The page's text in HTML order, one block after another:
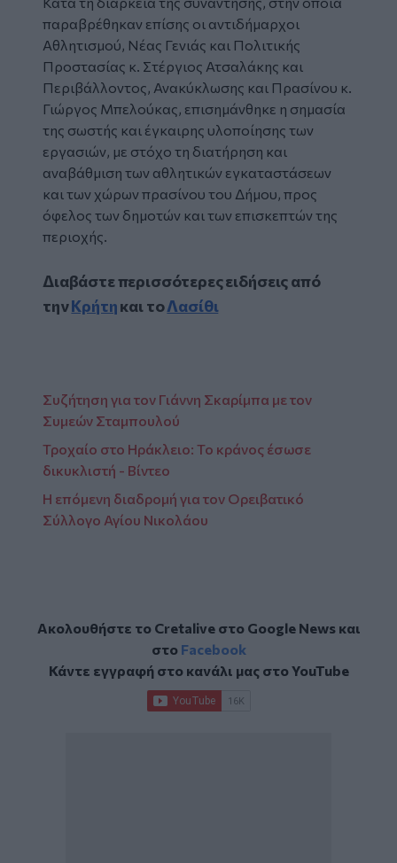
παραβρέθηκαν επίσης οι αντιδήμαρχοι
Αθλητισμού, Νέας Γενιάς και Πολιτικής
Προστασίας κ. Στέργιος Ατσαλάκης και
Περιβάλλοντος, Ανακύκλωσης και Πρασίνου κ.
Γιώργος Μπελούκας, επισημάνθηκε η σημασία
της σωστής και έγκαιρης υλοποίησης των
εργασιών, με στόχο τη διατήρηση και
αναβάθμιση των αθλητικών εγκαταστάσεων
και των χώρων πρασίνου του Δήμου, προς
όφελος των δημοτών και των επισκεπτών της
περιοχής.
Διαβάστε περισσότερες ειδήσεις από
τηνΚρήτηκαι τοΛασίθι
Συζήτηση για τον Γιάννη Σκαρίμπα με τον
Συμεών Σταμπουλού
Τροχαίο στο Ηράκλειο: Το κράνος έσωσε
δικυκλιστή - Βίντεο
Η επόμενη διαδρομή για τον Ορειβατικό
Σύλλογο Αγίου Νικολάου
Ακολουθήστε το Cretalive στο Google Newsκαι
στο Facebook
Κάντε εγγραφή στο κανάλι μας στοYouTube